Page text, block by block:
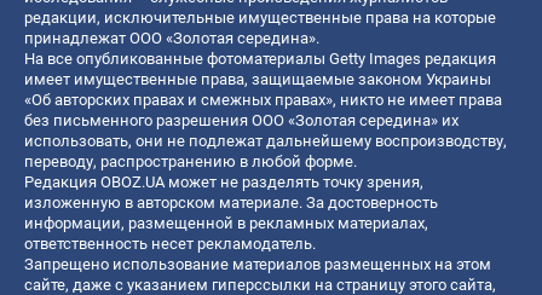
редакции, исключительные имущественные права на которые
принадлежат ООО «Золотая середина».
На все опубликованные фотоматериалы Getty Images редакция
имеет имущественные права, защищаемые законом Украины
«Об авторских правах и смежных правах», никто не имеет права
без письменного разрешения ООО «Золотая середина» их
использовать, они не подлежат дальнейшему воспроизводству,
переводу, распространению в любой форме.
Редакция OBOZ.UA может не разделять точку зрения,
изложенную в авторском материале. За достоверность
информации, размещенной в рекламных материалах,
ответственность несет рекламодатель.
Запрещено использование материалов размещенных на этом
сайте, даже с указанием гиперссылки на страницу этого сайта,